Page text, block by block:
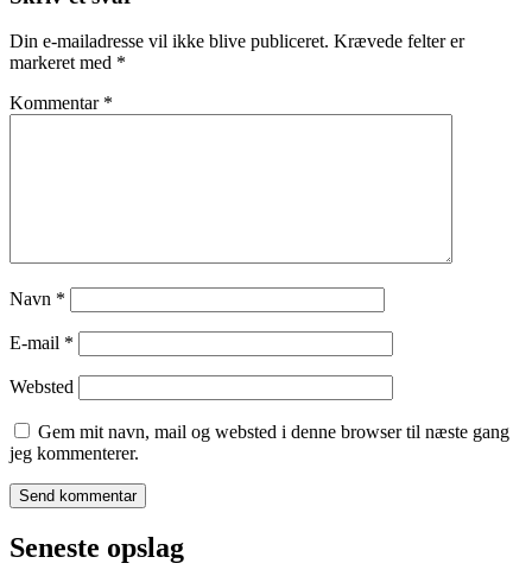
Din e-mailadresse vil ikke blive publiceret. Krævede felter er
markeret med *
Kommentar *
Navn *
E-mail *
Websted
Gem mit navn, mail og websted i denne browser til næste gang
jeg kommenterer.
Seneste opslag